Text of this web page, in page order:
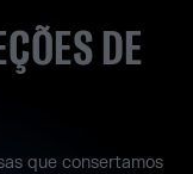
DE
que consertamos